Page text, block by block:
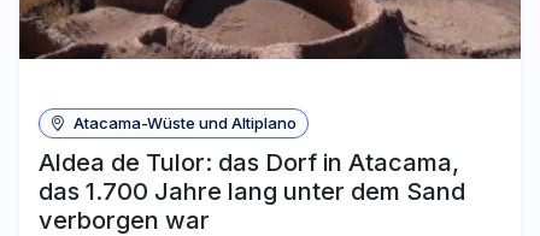
Atacama-Wüste und Altiplano
Aldea de Tulor: das Dorf in Atacama,
das 1.700 Jahre lang unter dem Sand
verborgen war